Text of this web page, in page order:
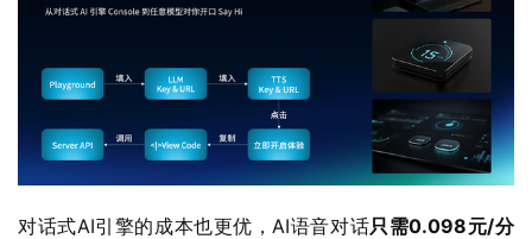
对话式AI引擎的成本也更优，AI语音对话只需0.098元/分